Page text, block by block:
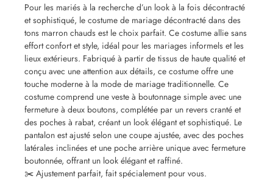
Pour les mariés à la recherche d’un look à la fois décontracté
et sophistiqué, le costume de mariage décontracté dans des
tons marron chauds est le choix parfait. Ce costume allie sans
effort confort et style, idéal pour les mariages informels et les
lieux extérieurs. Fabriqué à partir de tissus de haute qualité et
conçu avec une attention aux détails, ce costume offre une
touche moderne à la mode de mariage traditionnelle. Ce
costume comprend une veste à boutonnage simple avec une
fermeture à deux boutons, complétée par un revers cranté et
des poches à rabat, créant un look élégant et sophistiqué. Le
pantalon est ajusté selon une coupe ajustée, avec des poches
latérales inclinées et une poche arrière unique avec fermeture
boutonnée, offrant un look élégant et raffiné.
✂️ Ajustement parfait, fait spécialement pour vous.